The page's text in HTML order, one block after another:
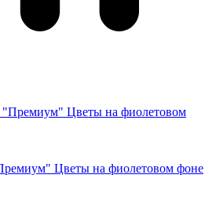
Цветы на фиолетовом фоне